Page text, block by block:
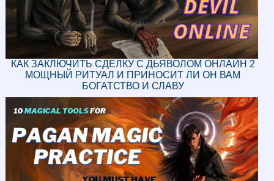
КАК ЗАКЛЮЧИТЬ СДЕЛКУ С ДЬЯВОЛОМ ОНЛАЙН 2
МОЩНЫЙ РИТУАЛ И ПРИНОСИТ ЛИ ОН ВАМ
БОГАТСТВО И СЛАВУ